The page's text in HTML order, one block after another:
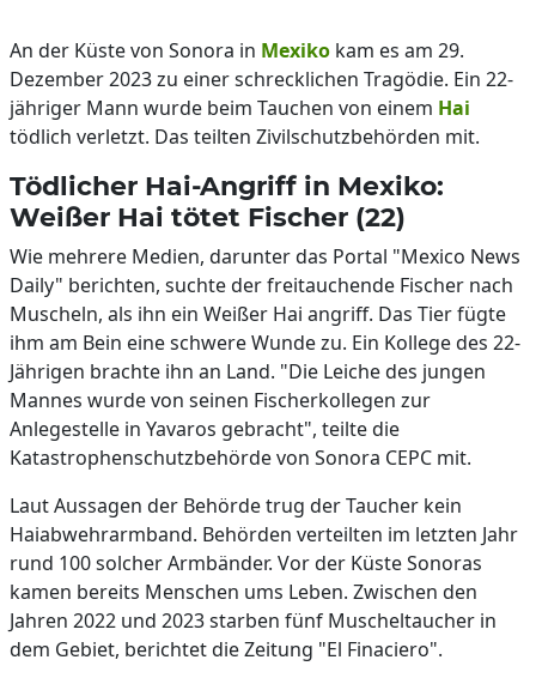
An der Küste von Sonora in Mexiko kam es am 29.
Dezember 2023 zu einer schrecklichen Tragödie. Ein 22-
jähriger Mann wurde beim Tauchen von einem Hai
tödlich verletzt. Das teilten Zivilschutzbehörden mit.
Tödlicher Hai-Angriff in Mexiko:
Weißer Hai tötet Fischer (22)
Wie mehrere Medien, darunter das Portal "Mexico News
Daily" berichten, suchte der freitauchende Fischer nach
Muscheln, als ihn ein Weißer Hai angriff. Das Tier fügte
ihm am Bein eine schwere Wunde zu. Ein Kollege des 22-
Jährigen brachte ihn an Land. "Die Leiche des jungen
Mannes wurde von seinen Fischerkollegen zur
Anlegestelle in Yavaros gebracht", teilte die
Katastrophenschutzbehörde von Sonora CEPC mit.
Laut Aussagen der Behörde trug der Taucher kein
Haiabwehrarmband. Behörden verteilten im letzten Jahr
rund 100 solcher Armbänder. Vor der Küste Sonoras
kamen bereits Menschen ums Leben. Zwischen den
Jahren 2022 und 2023 starben fünf Muscheltaucher in
dem Gebiet, berichtet die Zeitung "El Finaciero".